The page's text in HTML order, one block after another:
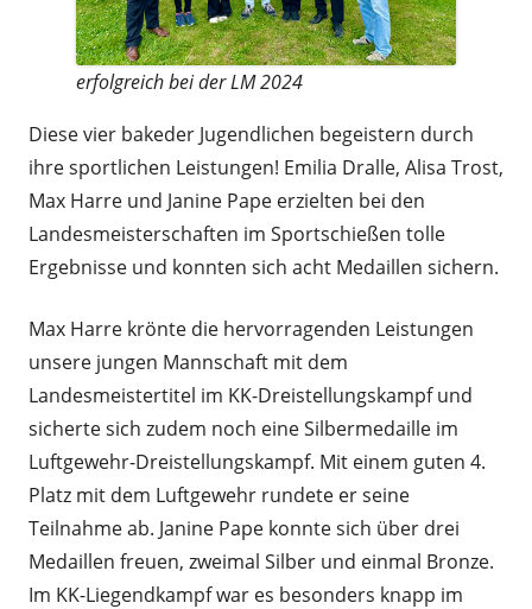
erfolgreich bei der LM 2024
Diese vier bakeder Jugendlichen begeistern durch
ihre sportlichen Leistungen! Emilia Dralle, Alisa Trost,
Max Harre und Janine Pape erzielten bei den
Landesmeisterschaften im Sportschießen tolle
Ergebnisse und konnten sich acht Medaillen sichern.
Max Harre krönte die hervorragenden Leistungen
unsere jungen Mannschaft mit dem
Landesmeistertitel im KK-Dreistellungskampf und
sicherte sich zudem noch eine Silbermedaille im
Luftgewehr-Dreistellungskampf. Mit einem guten 4.
Platz mit dem Luftgewehr rundete er seine
Teilnahme ab. Janine Pape konnte sich über drei
Medaillen freuen, zweimal Silber und einmal Bronze.
Im KK-Liegendkampf war es besonders knapp im